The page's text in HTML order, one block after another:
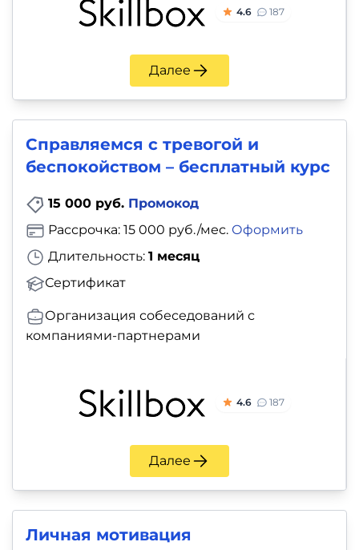
4.6 187
Далее
Справляемся с тревогой и
беспокойством – бесплатный курс
15 000 руб. Промокод
Длительность: 1 месяц
Сертификат
Рассрочка: 15 000 руб./мес. Оформить
Организация собеседований с
компаниями-партнерами
4.6 187
Далее
Личная мотивация